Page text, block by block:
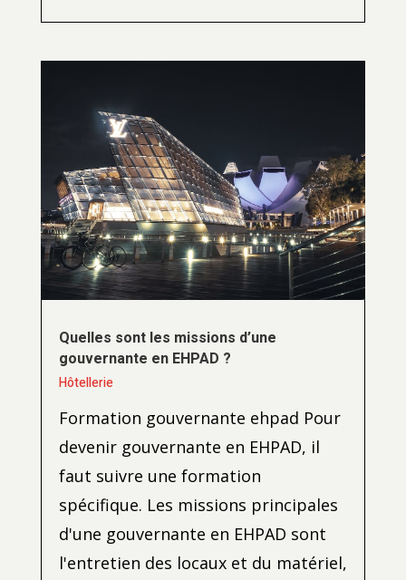
Quelles sont les missions d’une
gouvernante en EHPAD ?
Hôtellerie
Formation gouvernante ehpad Pour
devenir gouvernante en EHPAD, il
faut suivre une formation
spécifique. Les missions principales
d'une gouvernante en EHPAD sont
l'entretien des locaux et du matériel,